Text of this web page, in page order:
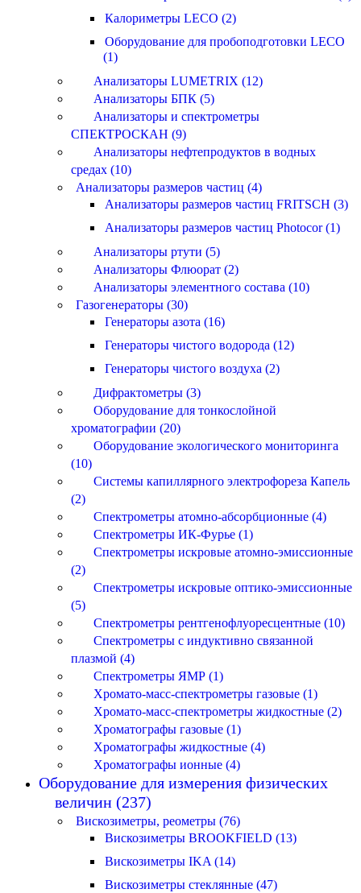
Калориметры LECO (2)
Оборудование для пробоподготовки LECO
(1)
Анализаторы LUMETRIX (12)
Анализаторы БПК (5)
Анализаторы и спектрометры
СПЕКТРОСКАН (9)
Анализаторы нефтепродуктов в водных
средах (10)
Анализаторы размеров частиц (4)
Анализаторы размеров частиц FRITSCH (3)
Анализаторы размеров частиц Photocor (1)
Анализаторы ртути (5)
Анализаторы Флюорат (2)
Анализаторы элементного состава (10)
Газогенераторы (30)
Генераторы азота (16)
Генераторы чистого водорода (12)
Генераторы чистого воздуха (2)
Дифрактометры (3)
Оборудование для тонкослойной
хроматографии (20)
Оборудование экологического мониторинга
(10)
Системы капиллярного электрофореза Капель
(2)
Спектрометры атомно-абсорбционные (4)
Спектрометры ИК-Фурье (1)
Спектрометры искровые атомно-эмиссионные
(2)
Спектрометры искровые оптико-эмиссионные
(5)
Спектрометры рентгенофлуоресцентные (10)
Спектрометры с индуктивно связанной
плазмой (4)
Спектрометры ЯМР (1)
Хромато-масс-спектрометры газовые (1)
Хромато-масс-спектрометры жидкостные (2)
Хроматографы газовые (1)
Хроматографы жидкостные (4)
Хроматографы ионные (4)
Оборудование для измерения физических
величин (237)
Вискозиметры, реометры (76)
Вискозиметры BROOKFIELD (13)
Вискозиметры IKA (14)
Вискозиметры стеклянные (47)